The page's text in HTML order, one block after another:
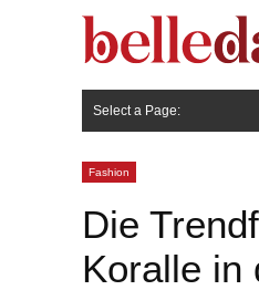
Select a Page:
Fashion
Die
Koralle in